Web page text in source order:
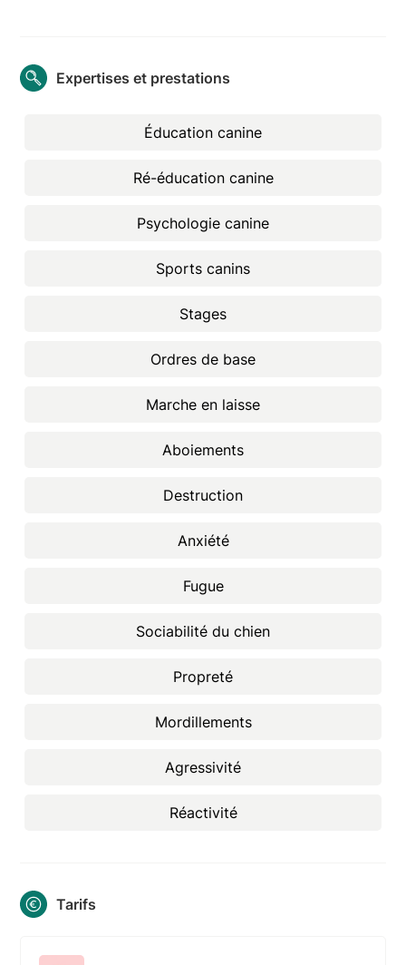
Expertises et prestations
Éducation canine
Ré-éducation canine
Psychologie canine
Sports canins
Stages
Ordres de base
Marche en laisse
Aboiements
Destruction
Anxiété
Fugue
Sociabilité du chien
Propreté
Mordillements
Agressivité
Réactivité
Tarifs